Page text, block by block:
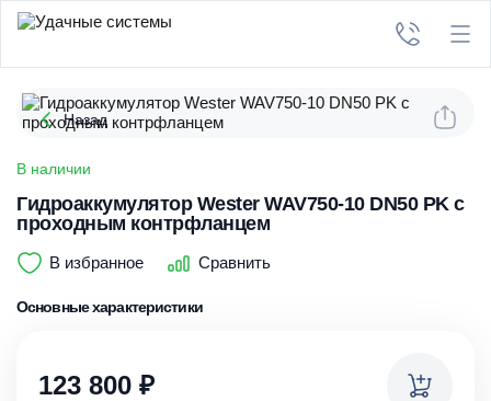
Назад
В наличии
Гидроаккумулятор Wester WAV750-10 DN50 PK с
проходным контрфланцем
В избранное Сравнить
Основные характеристики
123 800 ₽